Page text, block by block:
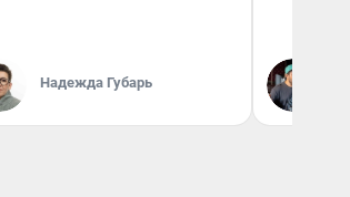
Надежда Губарь